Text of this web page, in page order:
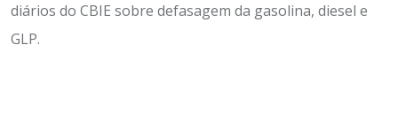
diários do CBIE sobre defasagem da gasolina, diesel e
GLP.